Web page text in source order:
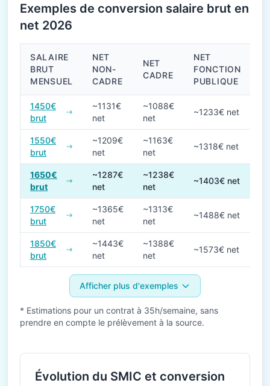
Exemples de conversion salaire brut en
net 2026
Conversions de salaire brut en net en 2026
SALAIRE
BRUT
MENSUEL
NET
NON-
CADRE
NET
CADRE
NET
FONCTION
PUBLIQUE
1450€
brut
~1131€
net
~1088€
net
~1233€ net
1550€
brut
~1209€
net
~1163€
net
~1318€ net
1650€
brut
~1287€
net
~1238€
net
~1403€ net
1750€
brut
~1365€
net
~1313€
net
~1488€ net
1850€
brut
~1443€
net
~1388€
net
~1573€ net
Afficher plus d'exemples
* Estimations pour un contrat à 35h/semaine, sans
prendre en compte le prélèvement à la source.
Évolution du SMIC et conversion